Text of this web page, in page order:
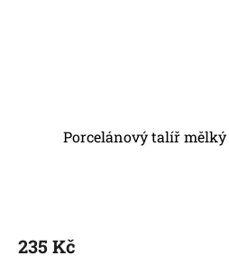
Porcelánový talíř
235 Kč